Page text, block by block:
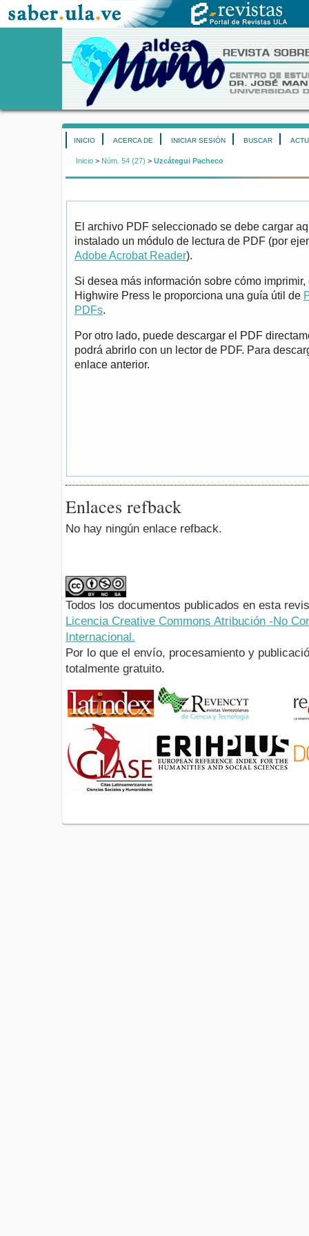
INICIO ACERCA DE INICIAR SESIÓN BUSCAR
Inicio > Núm. 54 (27) > Uzcátegui Pacheco
El archivo PDF seleccionado se debe cargar
instalado un módulo de lectura de PDF (por
Adobe Acrobat Reader).
Si desea más información sobre cómo
Highwire Press le proporciona una guía útil de
PDFs.
Por otro lado, puede descargar el PDF
podrá abrirlo con un lector de PDF. Para
enlace anterior.
Enlaces refback
No hay ningún enlace refback.
Todos los documentos publicados en esta
Licencia Creative Commons Atribución -No
Internacional.
Por lo que el envío, procesamiento y
totalmente gratuito.